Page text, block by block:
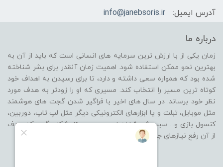
آدرس ایمیل:
info@janebsoris.ir
درباره ما
زمان یکی از با ارزش ترین سرمایه های انسانی است که باید از آن به
بهترین نحو ممکن استفاده شود. اهمیت زمان آنقدر برای بشر شناخته
شده بود که همواره سعی داشته و دارد، تا برای رسیدن به اهداف خود
کوتاه ترین مسیر را انتخاب کند. مسیری که او را زودتر به هدف مورد
نظر خود برساند. در سال های اخیر با فراگیر شدن گجت های هوشمند
مثل موبایل، تبلت و یا ابزارهای الکترونیکی دیگر مثل لپ تاپ، دوربین،
کنسول بازی و... سبب شد شاخه ای جدید در بازار شکل بگیرد که هدف
از آن رفع نیازهای جانبی از گروه محصولات باشد.